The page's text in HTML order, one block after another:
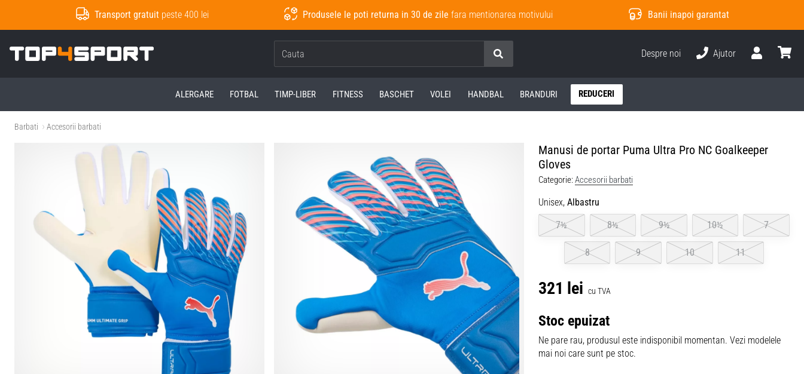
Transport gratuitpeste 400 lei Produsele le poti returna in 30 de zile fara mentionarea motivului Banii inapoi garantat
Top4Sport.ro
Cauta
Despre noi
Ajutor
ALERGARE FOTBAL TIMP-LIBER FITNESS BASCHET VOLEI HANDBAL BRANDURI REDUCERI
Barbati Accesorii barbati
Manusi de portar Puma Ultra Pro NC Goalkeeper
Gloves
Categorie:Accesorii barbati
Unisex, Albastru
7½
8½ 9½ 10½ 7
8 9 10 11
321 lei cu TVA
Stoc epuizat
Ne pare rau, produsul este indisponibil momentan. Vezi modelele
mai noi care sunt pe stoc.